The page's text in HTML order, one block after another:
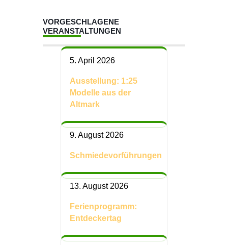
VORGESCHLAGENE
VERANSTALTUNGEN
5. April 2026
Ausstellung: 1:25
Modelle aus der
Altmark
9. August 2026
Schmiedevorführungen
13. August 2026
Ferienprogramm:
Entdeckertag